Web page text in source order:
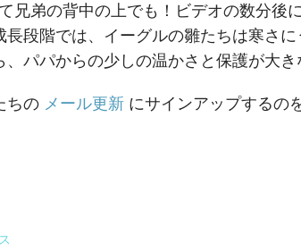
兄弟の背中の上でも！ビデオの数分後
段階では、イーグルの雛たちは寒さ
パパからの少しの温かさと保護が大き
ちの メール更新 にサインアップするの